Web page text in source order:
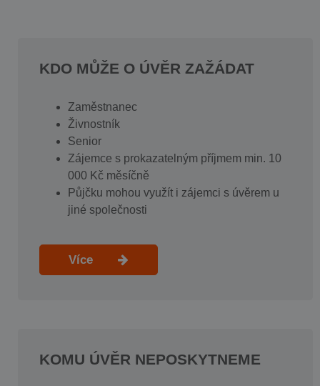
KDO MŮŽE O ÚVĚR ZAŽÁDAT
Zaměstnanec
Živnostník
Senior
Zájemce s prokazatelným příjmem min. 10
000 Kč měsíčně
Půjčku mohou využít i zájemci s úvěrem u
jiné společnosti
Více
KOMU ÚVĚR NEPOSKYTNEME